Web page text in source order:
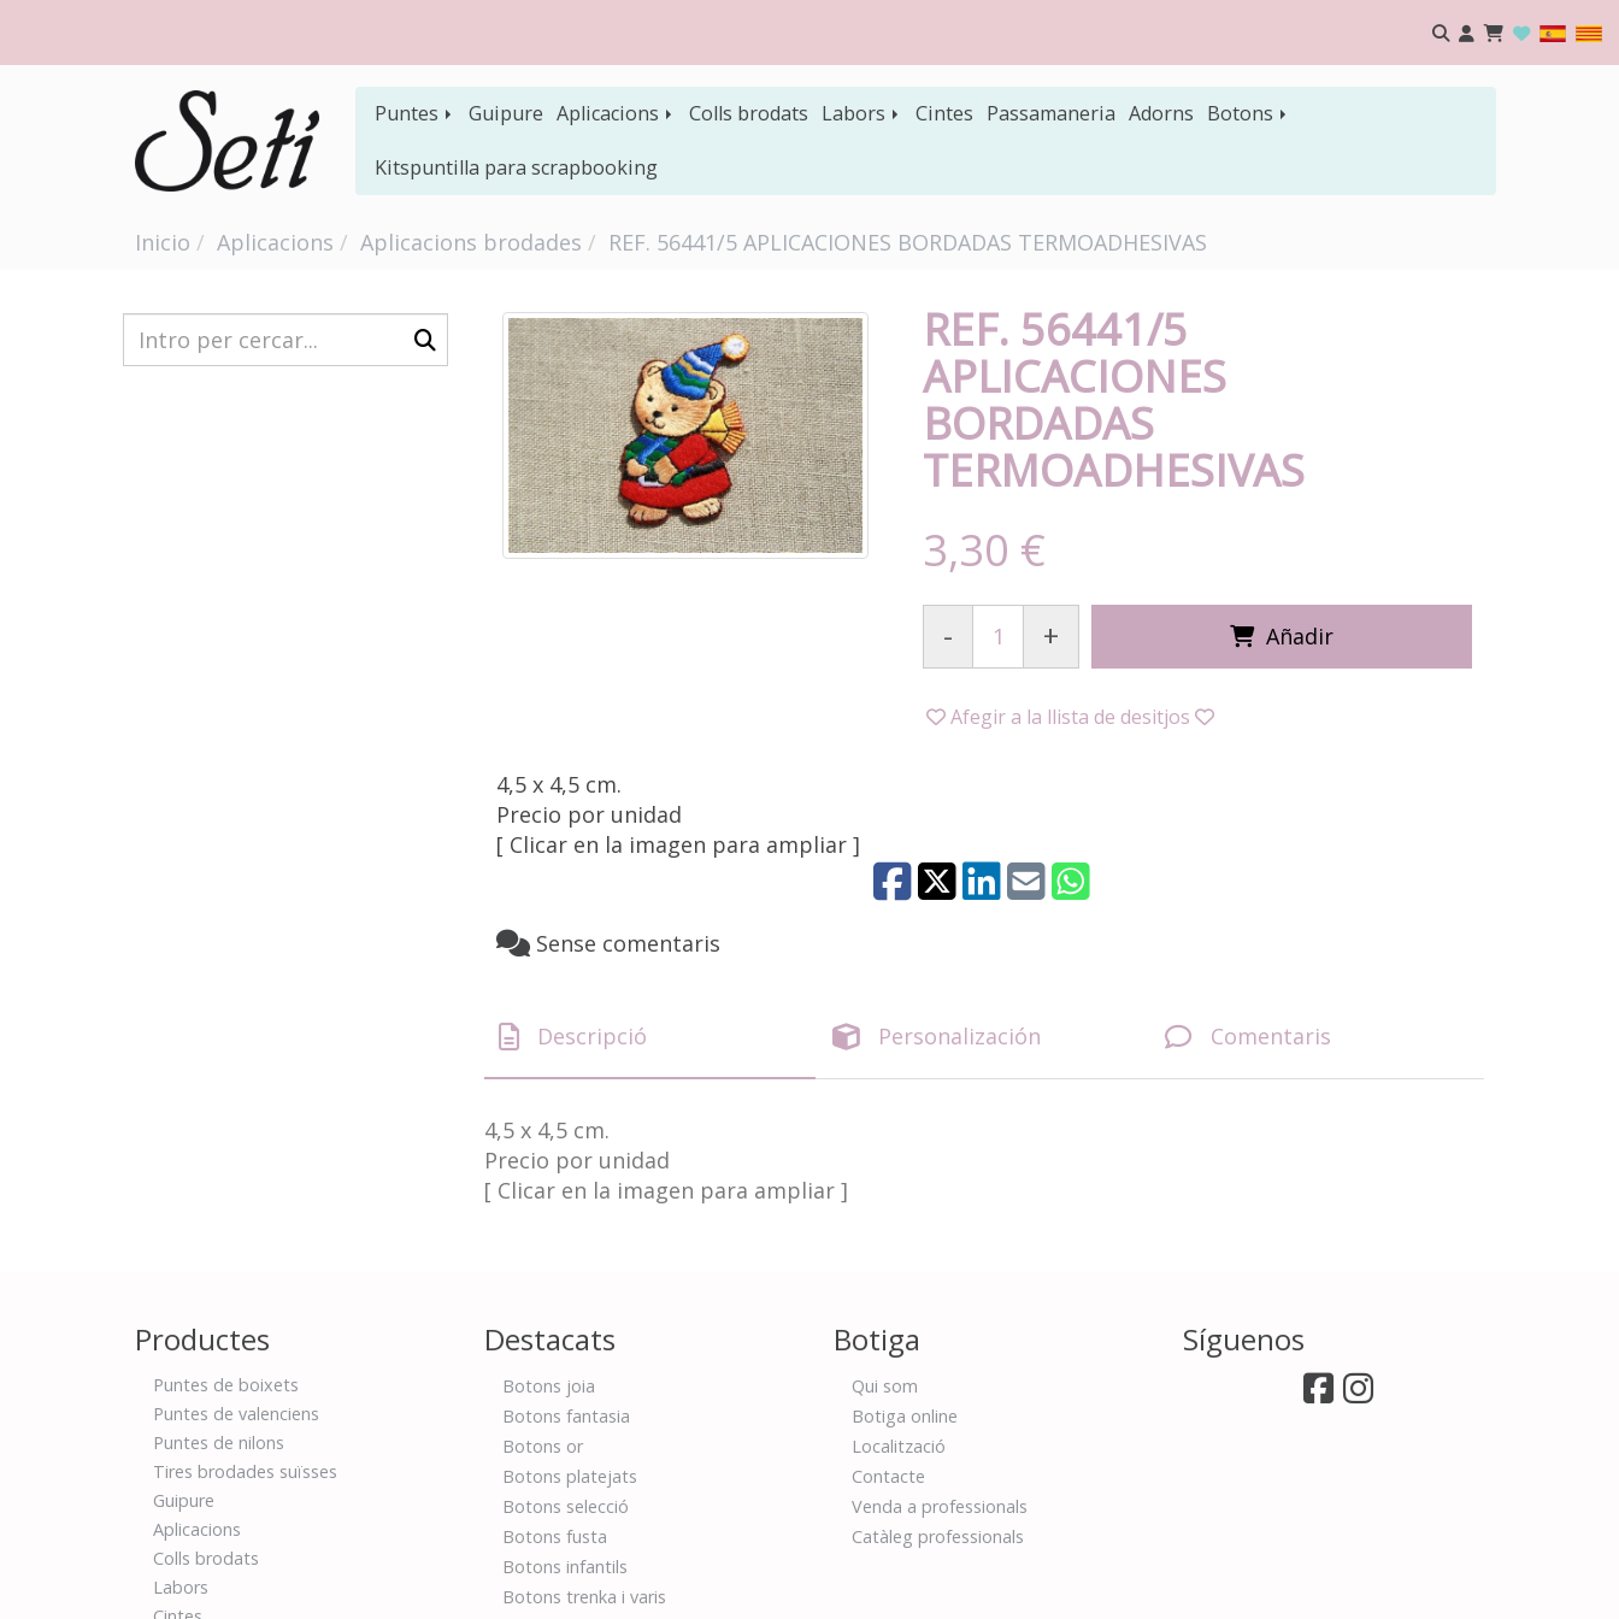
Puntes Guipure Aplicacions Colls brodats Labors Cintes Passamaneria Adorns Botons
Kitspuntilla para scrapbooking
Inicio Aplicacions Aplicacions brodades REF. 56441/5 APLICACIONES BORDADAS TERMOADHESIVAS
REF. 56441/5
APLICACIONES
BORDADAS
TERMOADHESIVAS
3,30 €
- + Añadir
Afegir a la llista de desitjos
4,5 x 4,5 cm.
Precio por unidad
[ Clicar en la imagen para ampliar ]
Sense comentaris
Descripció Personalización Comentaris
4,5 x 4,5 cm.
Precio por unidad
[ Clicar en la imagen para ampliar ]
Productes
Puntes de boixets
Puntes de valenciens
Puntes de nilons
Tires brodades suïsses
Guipure
Aplicacions
Colls brodats
Labors
Destacats
Botons joia
Botons fantasia
Botons or
Botons platejats
Botons selecció
Botons fusta
Botons infantils
Botons trenka i varis
Botiga
Qui som
Botiga online
Localització
Contacte
Venda a professionals
Catàleg professionals
Síguenos